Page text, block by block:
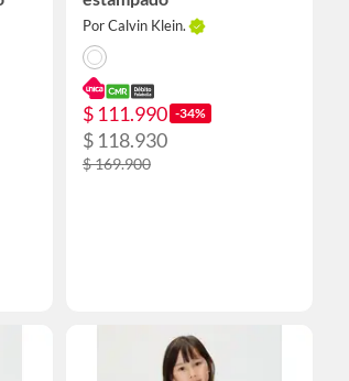
Por Calvin Klein.
$ 111.990 -34%
$ 118.930
$ 169.900